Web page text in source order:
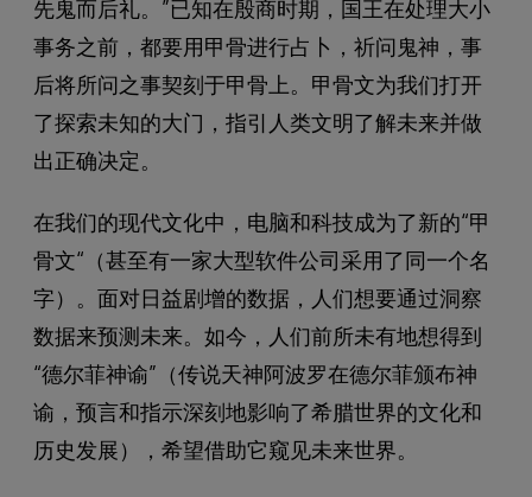
先鬼而后礼。”已知在殷商时期，国王在处理大小
事务之前，都要用甲骨进行占卜，祈问鬼神，事
后将所问之事契刻于甲骨上。甲骨文为我们打开
了探索未知的大门，指引人类文明了解未来并做
出正确决定。
在我们的现代文化中，电脑和科技成为了新的“甲
骨文“（甚至有一家大型软件公司采用了同一个名
字）。面对日益剧增的数据，人们想要通过洞察
数据来预测未来。如今，人们前所未有地想得到
“德尔菲神谕”（传说天神阿波罗在德尔菲颁布神
谕，预言和指示深刻地影响了希腊世界的文化和
历史发展），希望借助它窥见未来世界。